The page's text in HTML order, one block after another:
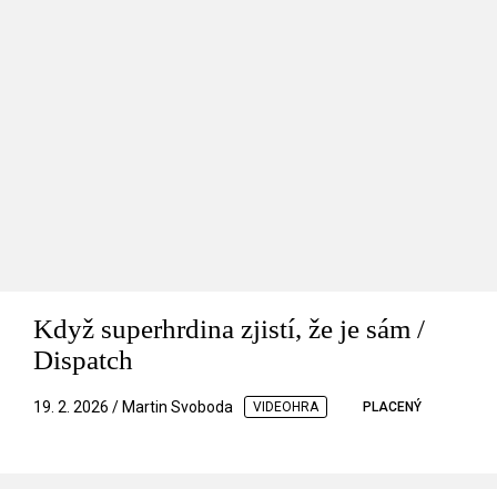
Když superhrdina zjistí, že je sám /
Dispatch
19. 2. 2026 / Martin Svoboda VIDEOHRA PLACENÝ